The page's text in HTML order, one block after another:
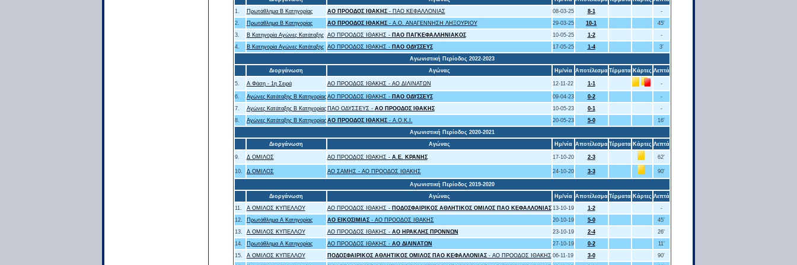
1.
Πρωτάθλημα Β Κατηγορίας ΑΟ ΠΡΟΟΔΟΣ ΙΘΑΚΗΣ- ΠΑΟ ΚΕΦΑΛΛΟΝΙΑΣ 08-03-25 8-1
-
2.
Πρωτάθλημα Β Κατηγορίας ΑΟ ΠΡΟΟΔΟΣ ΙΘΑΚΗΣ- Α.Ο. ΑΝΑΓΕΝΝΗΣΗ ΛΗΞΟΥΡΙΟΥ 29-03-25 10-1
45'
3.
B Κατηγορία Αγώνες Κατάταξης ΑΟ ΠΡΟΟΔΟΣ ΙΘΑΚΗΣ - ΠΑΟ ΠΑΓΚΕΦΑΛΛΗΝΙΑΚΟΣ 10-05-25 1-2
-
4.
B Κατηγορία Αγώνες Κατάταξης ΑΟ ΠΡΟΟΔΟΣ ΙΘΑΚΗΣ - ΠΑΟ ΟΔΥΣΣΕΥΣ 17-05-25 1-4
3'
Αγωνιστική Περίοδος 2022-2023
Διοργάνωση
Αγώνας Ημ/νία Αποτέλεσμα Τέρματα Κάρτες Λεπτά
5. Α Φάση - 1η Σειρά ΑΟ ΠΡΟΟΔΟΣ ΙΘΑΚΗΣ - ΑΟ ΔΙΛΙΝΑΤΩΝ 12-11-22 1-1 -
6. Αγώνες Κατάταξης B Κατηγορίας ΑΟ ΠΡΟΟΔΟΣ ΙΘΑΚΗΣ - ΠΑΟ ΟΔΥΣΣΕΥΣ 09-04-23 0-2
-
7.
Αγώνες Κατάταξης B Κατηγορίας ΠΑΟ ΟΔΥΣΣΕΥΣ - ΑΟ ΠΡΟΟΔΟΣ ΙΘΑΚΗΣ 10-05-23 0-1
-
8.
Αγώνες Κατάταξης B Κατηγορίας ΑΟ ΠΡΟΟΔΟΣ ΙΘΑΚΗΣ- Α.Ο.Κ.Ι. 20-05-23 5-0
16'
Αγωνιστική Περίοδος 2020-2021
Διοργάνωση
Αγώνας Ημ/νία Αποτέλεσμα Τέρματα Κάρτες Λεπτά
9. Δ ΟΜΙΛΟΣ ΑΟ ΠΡΟΟΔΟΣ ΙΘΑΚΗΣ - Α.Ε. ΚΡΑΝΗΣ 17-10-20 2-3 62'
10. Δ ΟΜΙΛΟΣ ΑΟ ΣΑΜΗΣ - ΑΟ ΠΡΟΟΔΟΣ ΙΘΑΚΗΣ 24-10-20 3-3 90'
Αγωνιστική Περίοδος 2019-2020
Διοργάνωση
Αγώνας Ημ/νία Αποτέλεσμα Τέρματα Κάρτες Λεπτά
11.
Α ΟΜΙΛΟΣ ΚΥΠΕΛΛΟΥ ΑΟ ΠΡΟΟΔΟΣ ΙΘΑΚΗΣ - ΠΟΔΟΣΦΑΙΡΙΚΟΣ ΑΘΛΗΤΙΚΟΣ ΟΜΙΛΟΣ ΠΑΟ ΚΕΦΑΛΛΟΝΙΑΣ 13-10-19 1-2
-
12.
Πρωτάθλημα Α Κατηγορίας ΑΟ ΕΙΚΟΣΙΜΙΑΣ - ΑΟ ΠΡΟΟΔΟΣ ΙΘΑΚΗΣ 20-10-19 5-0
45'
13.
Α ΟΜΙΛΟΣ ΚΥΠΕΛΛΟΥ ΑΟ ΠΡΟΟΔΟΣ ΙΘΑΚΗΣ - ΑΟ ΗΡΑΚΛΗΣ ΠΡΟΝΝΩΝ 23-10-19 2-4
26'
14.
Πρωτάθλημα Α Κατηγορίας ΑΟ ΠΡΟΟΔΟΣ ΙΘΑΚΗΣ - ΑΟ ΔΙΛΙΝΑΤΩΝ 27-10-19 0-2
11'
15.
Α ΟΜΙΛΟΣ ΚΥΠΕΛΛΟΥ ΠΟΔΟΣΦΑΙΡΙΚΟΣ ΑΘΛΗΤΙΚΟΣ ΟΜΙΛΟΣ ΠΑΟ ΚΕΦΑΛΛΟΝΙΑΣ- ΑΟ ΠΡΟΟΔΟΣ ΙΘΑΚΗΣ 06-11-19 3-0
90'